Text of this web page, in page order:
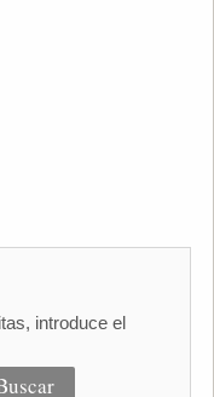
introduce el